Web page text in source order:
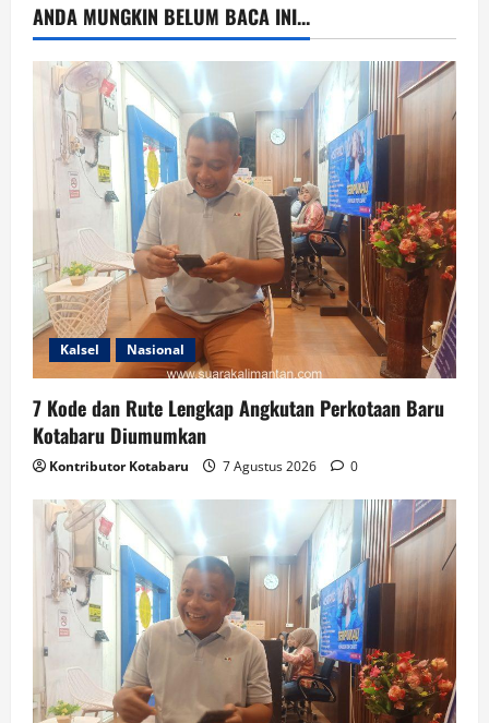
ANDA MUNGKIN BELUM BACA INI...
Kalsel Nasional
7 Kode dan Rute Lengkap Angkutan Perkotaan Baru
Kotabaru Diumumkan
Kontributor Kotabaru 7 Agustus 2026 0